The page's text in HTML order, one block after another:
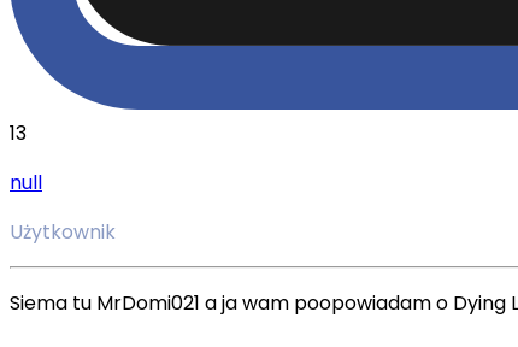
13
null
Użytkownik
Siema tu MrDomi021 a ja wam poopowiadam o Dying